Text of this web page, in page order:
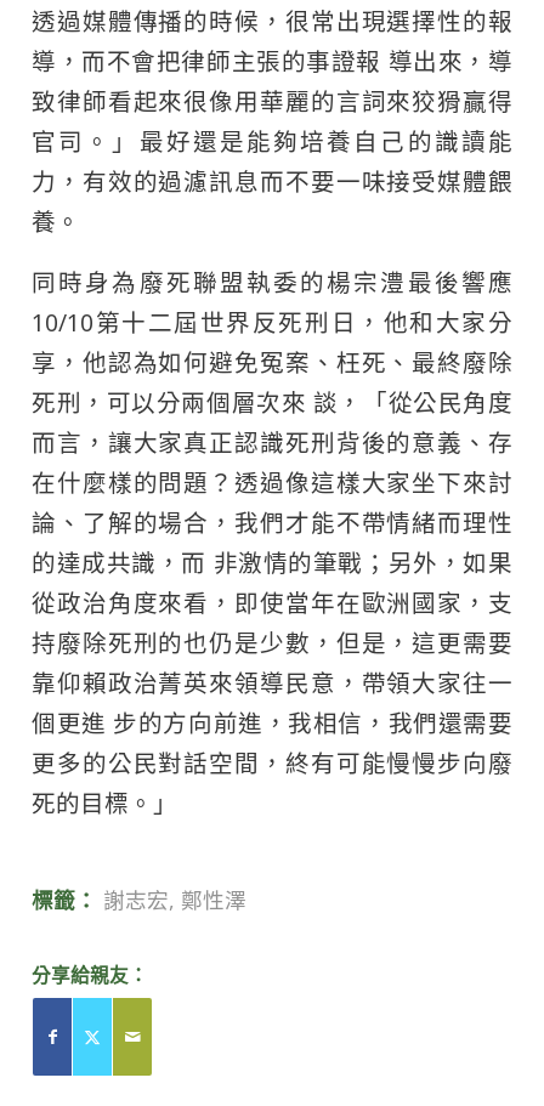
透過媒體傳播的時候，很常出現選擇性的報
導，而不會把律師主張的事證報 導出來，導
致律師看起來很像用華麗的言詞來狡猾贏得
官司。」最好還是能夠培養自己的識讀能
力，有效的過濾訊息而不要一味接受媒體餵
養。
同時身為廢死聯盟執委的楊宗澧最後響應
10/10第十二屆世界反死刑日，他和大家分
享，他認為如何避免冤案、枉死、最終廢除
死刑，可以分兩個層次來 談，「從公民角度
而言，讓大家真正認識死刑背後的意義、存
在什麼樣的問題？透過像這樣大家坐下來討
論、了解的場合，我們才能不帶情緒而理性
的達成共識，而 非激情的筆戰；另外，如果
從政治角度來看，即使當年在歐洲國家，支
持廢除死刑的也仍是少數，但是，這更需要
靠仰賴政治菁英來領導民意，帶領大家往一
個更進 步的方向前進，我相信，我們還需要
更多的公民對話空間，終有可能慢慢步向廢
死的目標。」
標籤： 謝志宏, 鄭性澤
分享給親友：